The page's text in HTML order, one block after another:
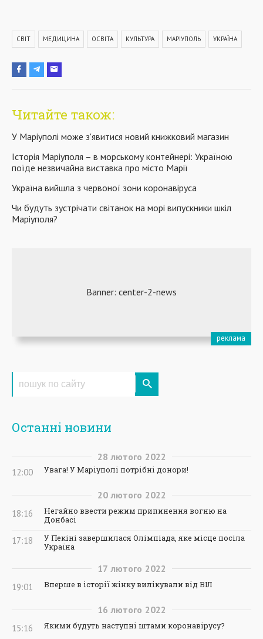
СВІТ МЕДИЦИНА ОСВІТА КУЛЬТУРА МАРІУПОЛЬ УКРАЇНА
Читайте також:
У Маріуполі може з'явитися новий книжковий магазин
Історія Маріуполя – в морському контейнері: Україною
поїде незвичайна виставка про місто Марії
Україна вийшла з червоної зони коронавіруса
Чи будуть зустрічати світанок на морі випускники шкіл
Маріуполя?
Останні новини
28 лютого 2022
12:00 Увага! У Маріуполі потрібні донори!
20 лютого 2022
18:16
Негайно ввести режим припинення вогню на
Донбасі
17:18
У Пекіні завершилася Олімпіада, яке місце посіла
Україна
17 лютого 2022
19:01 Вперше в історії жінку вилікували від ВІЛ
16 лютого 2022
15:16 Якими будуть наступні штами коронавірусу?